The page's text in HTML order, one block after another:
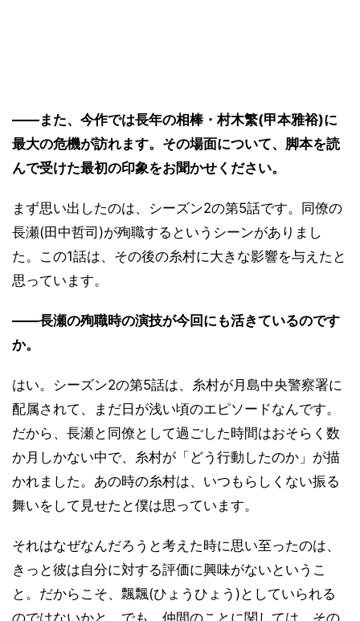
――また、今作では長年の相棒・村木繁(甲本雅裕)に
最大の危機が訪れます。その場面について、脚本を読
んで受けた最初の印象をお聞かせください。
まず思い出したのは、シーズン2の第5話です。同僚の
長瀬(田中哲司)が殉職するというシーンがありまし
た。この1話は、その後の糸村に大きな影響を与えたと
思っています。
――長瀬の殉職時の演技が今回にも活きているのです
か。
はい。シーズン2の第5話は、糸村が月島中央警察署に
配属されて、まだ日が浅い頃のエピソードなんです。
だから、長瀬と同僚として過ごした時間はおそらく数
か月しかない中で、糸村が「どう行動したのか」が描
かれました。あの時の糸村は、いつもらしくない振る
舞いをして見せたと僕は思っています。
それはなぜなんだろうと考えた時に思い至ったのは、
きっと彼は自分に対する評価に興味がないというこ
と。だからこそ、飄飄(ひょうひょう)としていられる
のではないかと。でも、仲間のことに関しては、その